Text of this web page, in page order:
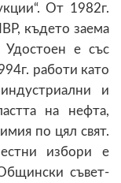
От 1982г.
където заема
Удостоен е със
работи като
и
на нефта,
по цял свят.
избори е
съвет-